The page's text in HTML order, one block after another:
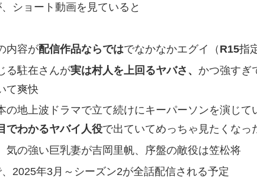
ショート動画を見ていると
内容が配信作品ならではでなかなかエグイ（ R15指
る駐在さんが実は村人を上回るヤバさ、 かつ強すぎ
て爽快
の地上波ドラマで立て続けにキーパーソンを演じて
でわかるヤバイ人役で出ていてめっちゃ見たくなっ
気の強い巨乳妻が吉岡里帆、序盤の敵役は笠松将
2025年3月～シーズン2が全話配信される予定